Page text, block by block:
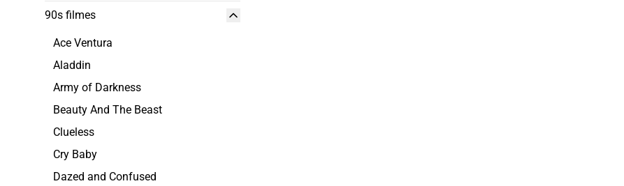
90s filmes
Ace Ventura
Aladdin
Army of Darkness
Beauty And The Beast
Clueless
Cry Baby
Dazed and Confused